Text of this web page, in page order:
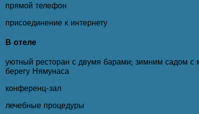
прямой телефон
присоединение к интернету
В отеле
уютный ресторан с двумя барами; зимним садом с
берегу Нямунаса
конференц-зал
лечебные процедуры